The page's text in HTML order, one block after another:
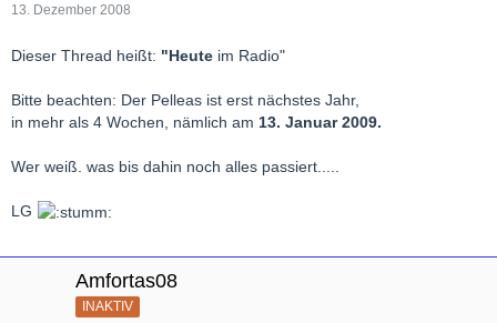
13. Dezember 2008
Dieser Thread heißt: "Heute im Radio"
Bitte beachten: Der Pelleas ist erst nächstes Jahr,
in mehr als 4 Wochen, nämlich am 13. Januar 2009.
Wer weiß. was bis dahin noch alles passiert.....
LG
Amfortas08
INAKTIV